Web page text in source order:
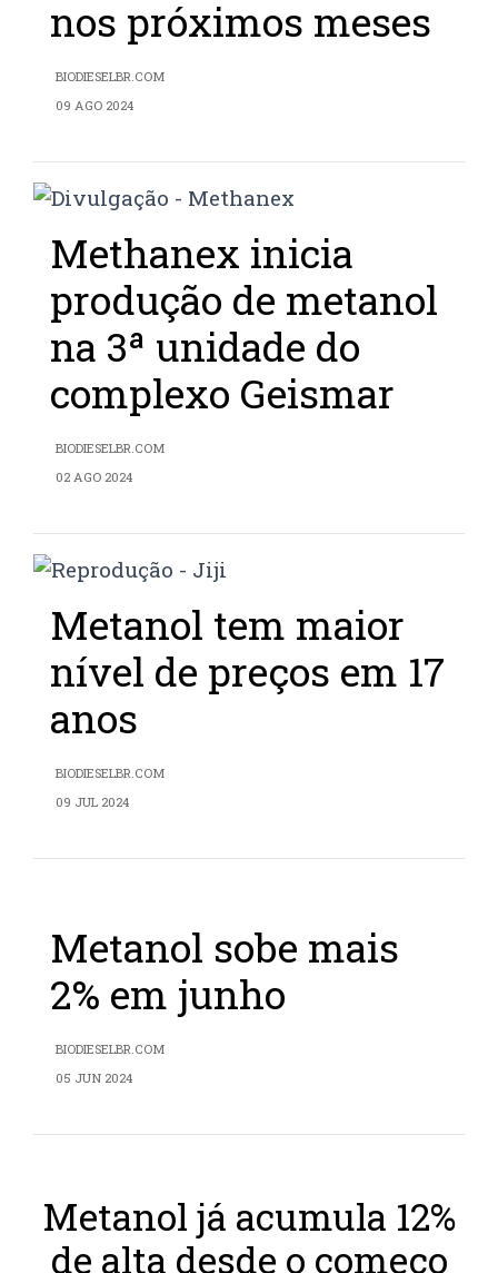
nos próximos meses
BIODIESELBR.COM
09 AGO 2024
Methanex inicia
produção de metanol
na 3ª unidade do
complexo Geismar
BIODIESELBR.COM
02 AGO 2024
Metanol tem maior
nível de preços em 17
anos
BIODIESELBR.COM
09 JUL 2024
Metanol sobe mais
2% em junho
BIODIESELBR.COM
05 JUN 2024
Metanol já acumula 12%
de alta desde o começo